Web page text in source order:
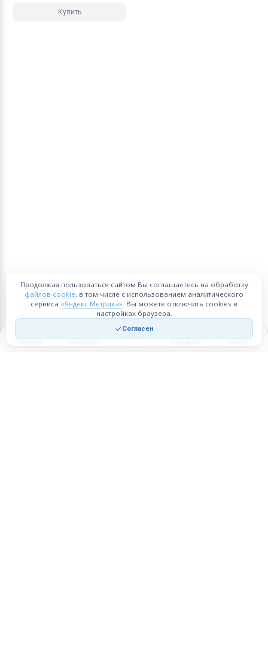
Купить
Главная Закладки Корзина Войти
Продолжая пользоваться сайтом Вы соглашаетесь на обработку
файлов cookie, в том числе с использованием аналитического
сервиса «Яндекс Метрика». Вы можете отключить cookies в
настройках браузера.
Согласен